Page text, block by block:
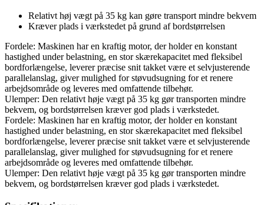
Relativt høj vægt på 35 kg kan gøre transport mindre bekvem
Kræver plads i værkstedet på grund af bordstørrelsen
Fordele: Maskinen har en kraftig motor, der holder en konstant
hastighed under belastning, en stor skærekapacitet med fleksibel
bordforlængelse, leverer præcise snit takket være et selvjusterende
parallelanslag, giver mulighed for støvudsugning for et renere
arbejdsområde og leveres med omfattende tilbehør.
Ulemper: Den relativt høje vægt på 35 kg gør transporten mindre
bekvem, og bordstørrelsen kræver god plads i værkstedet.
Fordele: Maskinen har en kraftig motor, der holder en konstant
hastighed under belastning, en stor skærekapacitet med fleksibel
bordforlængelse, leverer præcise snit takket være et selvjusterende
parallelanslag, giver mulighed for støvudsugning for et renere
arbejdsområde og leveres med omfattende tilbehør.
Ulemper: Den relativt høje vægt på 35 kg gør transporten mindre
bekvem, og bordstørrelsen kræver god plads i værkstedet.